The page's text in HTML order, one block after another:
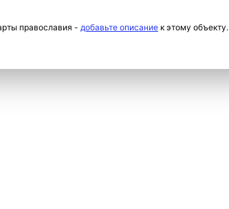
православия - добавьте описание к этому объекту.